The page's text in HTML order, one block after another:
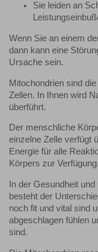
Sie leiden an
Wenn Sie an einem
dann kann eine
Ursache sein.
Mitochondrien sind
Zellen. In Ihnen wird
überführt.
Der menschliche
einzelne Zelle verfügt
Energie für alle
Körpers zur Verfügung.
In der Gesundheit
besteht der
noch fit und vital sind
abgeschlagen fühlen
sind.